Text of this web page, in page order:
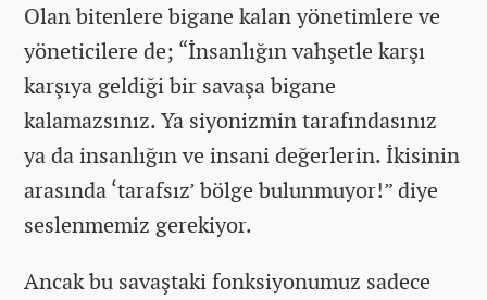
Olan bitenlere bigane kalan yönetimlere ve
yöneticilere de; “İnsanlığın vahşetle karşı
karşıya geldiği bir savaşa bigane
kalamazsınız. Ya siyonizmin tarafındasınız
ya da insanlığın ve insani değerlerin. İkisinin
arasında ‘tarafsız’ bölge bulunmuyor!” diye
seslenmemiz gerekiyor.
Ancak bu savaştaki fonksiyonumuz sadece